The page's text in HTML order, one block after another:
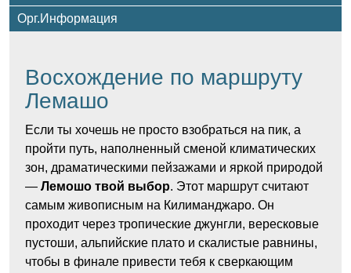
Орг.Информация
Восхождение по маршруту
Лемашо
Если ты хочешь не просто взобраться на пик, а
пройти путь, наполненный сменой климатических
зон, драматическими пейзажами и яркой природой
— Лемошо твой выбор. Этот маршрут считают
самым живописным на Килиманджаро. Он
проходит через тропические джунгли, вересковые
пустоши, альпийские плато и скалистые равнины,
чтобы в финале привести тебя к сверкающим